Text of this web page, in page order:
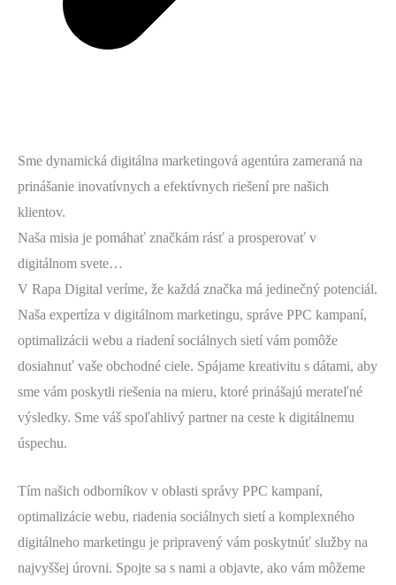
Sme dynamická digitálna marketingová agentúra zameraná na
prinášanie inovatívnych a efektívnych riešení pre našich
klientov.
Naša misia je pomáhať značkám rásť a prosperovať v
digitálnom svete…
V Rapa Digital veríme, že každá značka má jedinečný potenciál.
Naša expertíza v digitálnom marketingu, správe PPC kampaní,
optimalizácii webu a riadení sociálnych sietí vám pomôže
dosiahnuť vaše obchodné ciele. Spájame kreativitu s dátami, aby
sme vám poskytli riešenia na mieru, ktoré prinášajú merateľné
výsledky. Sme váš spoľahlivý partner na ceste k digitálnemu
úspechu.
Tím našich odborníkov v oblasti správy PPC kampaní,
optimalizácie webu, riadenia sociálnych sietí a komplexného
digitálneho marketingu je pripravený vám poskytnúť služby na
najvyššej úrovni. Spojte sa s nami a objavte, ako vám môžeme